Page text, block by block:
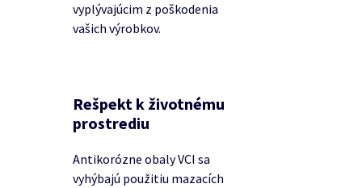
vyplývajúcim z poškodenia
vašich výrobkov.
Rešpekt k životnému
prostrediu
Antikorózne obaly VCI sa
vyhýbajú použitiu mazacích